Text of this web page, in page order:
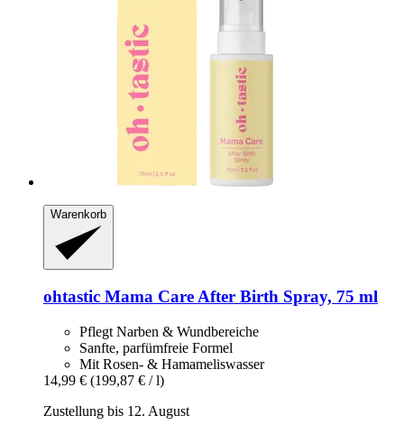
Warenkorb
ohtastic Mama Care After Birth Spray, 75 ml
Pflegt Narben & Wundbereiche
Sanfte, parfümfreie Formel
Mit Rosen- & Hamameliswasser
14,99 € (199,87 € / l)
Zustellung bis 12. August